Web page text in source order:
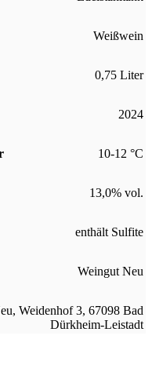
Weißwein
0,75 Liter
2024
10-12 °C
13,0% vol.
enthält Sulfite
Weingut Neu
Weidenhof 3, 67098 Bad
Dürkheim-Leistadt